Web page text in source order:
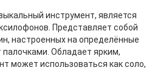
инструмент, является
Представляет собой
настроенных на определённые
Обладает ярким,
может использоваться как соло,